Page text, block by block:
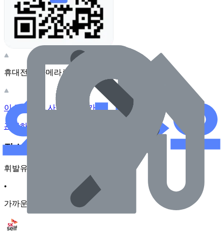
휴대전화 카메라로 찍어보세요
이 주유소의 사장님이신가요?
관리하기
장소 근처 주유소
휘발유
•
가까운순